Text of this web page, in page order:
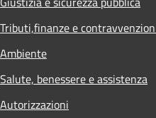
Tributi,finanze e
Ambiente
Salute, benessere e assistenza
Autorizzazioni